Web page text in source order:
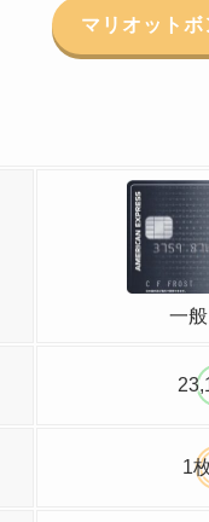
マリオットボ
一
1